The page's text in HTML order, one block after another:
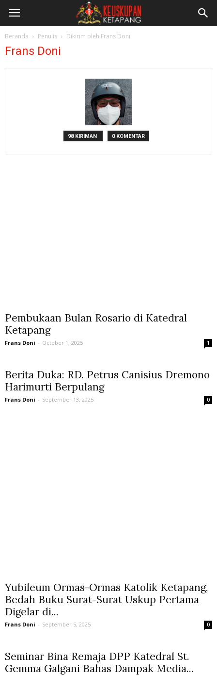
Beranda Penulis Dikirim oleh Frans Doni
Frans Doni
98 KIRIMAN 0 KOMENTAR
Pembukaan Bulan Rosario di Katedral
Ketapang
Frans Doni - October 1, 2025 1
Berita Duka: RD. Petrus Canisius Dremono
Harimurti Berpulang
Frans Doni - September 13, 2025 0
Yubileum Ormas-Ormas Katolik Ketapang,
Bedah Buku Surat-Surat Uskup Pertama
Digelar di...
Frans Doni - September 5, 2025 0
Seminar Bina Remaja DPP Katedral St.
Gemma Galgani Bahas Dampak Media...